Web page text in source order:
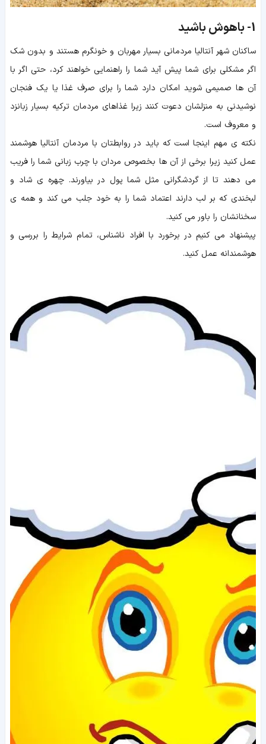
1- باهوش باشید
ساکنان شهر آنتالیا مردمانی بسیار مهربان و خونگرم هستند و بدون شک
اگر مشکلی برای شما پیش آید شما را راهنمایی خواهند کرد، حتی اگر با
آن ها صمیمی شوید امکان دارد شما را برای صرف غذا یا یک فنجان
نوشیدنی به منزلشان دعوت کنند زیرا غذاهای مردمان ترکیه بسیار زبانزد
و معروف است.
نکته ی مهم اینجا است که باید در روابطتان با مردمان آنتالیا هوشمند
عمل کنید زیرا برخی از آن ها بخصوص مردان با چرب زبانی شما را فریب
می دهند تا از گردشگرانی مثل شما پول در بیاورند. چهره ی شاد و
لبخندی که بر لب دارند اعتماد شما را به خود جلب می کند و همه ی
سخنانشان را باور می کنید.
پیشنهاد می کنیم در برخورد با افراد ناشناس، تمام شرایط را بررسی و
هوشمندانه عمل کنید.